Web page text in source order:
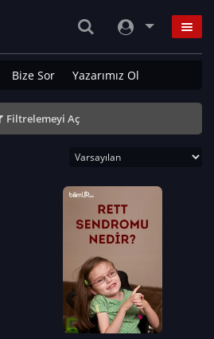
Bize Sor Yazarımız Ol
Filtrelemeyi Aç